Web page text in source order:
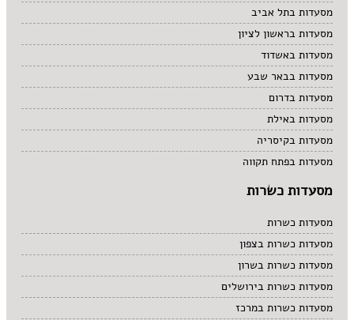
מסעדות בתל אביב
מסעדות בראשון לציון
מסעדות באשדוד
מסעדות בבאר שבע
מסעדות בדרום
מסעדות באילת
מסעדות בקיסריה
מסעדות בפתח תקווה
מסעדות כשרות
מסעדות כשרות
מסעדות כשרות בצפון
מסעדות כשרות בשרון
מסעדות כשרות בירושלים
מסעדות כשרות במרכז